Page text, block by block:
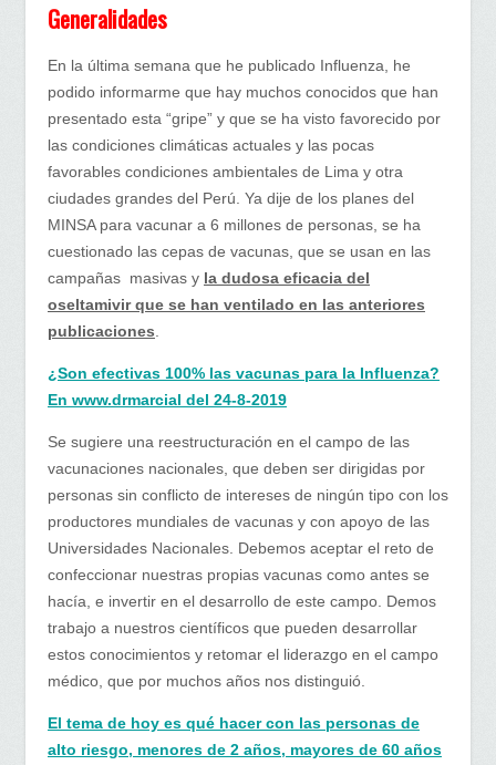
Generalidades
En la última semana que he publicado Influenza, he
podido informarme que hay muchos conocidos que han
presentado esta “gripe” y que se ha visto favorecido por
las condiciones climáticas actuales y las pocas
favorables condiciones ambientales de Lima y otra
ciudades grandes del Perú. Ya dije de los planes del
MINSA para vacunar a 6 millones de personas, se ha
cuestionado las cepas de vacunas, que se usan en las
campañas masivas y la dudosa eficacia del
oseltamivir que se han ventilado en las anteriores
publicaciones
¿Son efectivas 100% las vacunas para la Influenza?
En www.drmarcial del 24-8-2019
Se sugiere una reestructuración en el campo de las
vacunaciones nacionales, que deben ser dirigidas por
personas sin conflicto de intereses de ningún tipo con los
productores mundiales de vacunas y con apoyo de las
Universidades Nacionales. Debemos aceptar el reto de
confeccionar nuestras propias vacunas como antes se
hacía, e invertir en el desarrollo de este campo. Demos
trabajo a nuestros científicos que pueden desarrollar
estos conocimientos y retomar el liderazgo en el campo
médico, que por muchos años nos distinguió.
El tema de hoy es qué hacer con las personas de
alto riesgo, menores de 2 años, mayores de 60 años